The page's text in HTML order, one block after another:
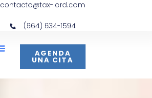
contacto@tax-lord.com
(664) 634-1594
AGENDA
UNA CITA